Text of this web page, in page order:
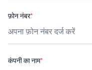
फ़ोन नंबर*
कंपनी का नाम*